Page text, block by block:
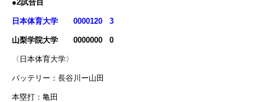
●2試合目
日本体育大学 0000120 3
山梨学院大学 0000000 0
〈日本体育大学〉
バッテリー：長谷川ー山田
本塁打：亀田